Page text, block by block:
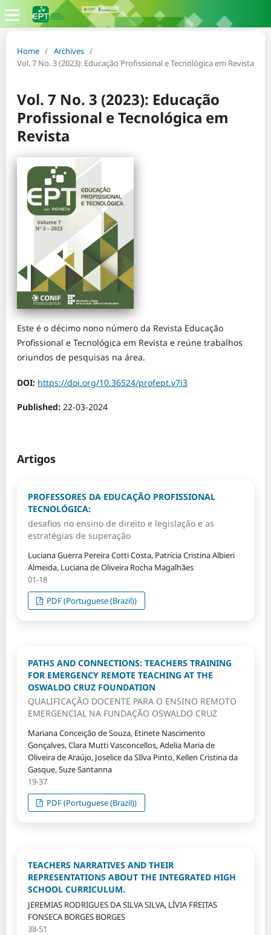
Home / Archives /
Vol. 7 No. 3 (2023): Educação Profissional e Tecnológica em Revista
Vol. 7 No. 3 (2023): Educação
Profissional e Tecnológica em
Revista
Este é o décimo nono número da Revista Educação
Profissional e Tecnológica em Revista e reúne trabalhos
oriundos de pesquisas na área.
DOI: https://doi.org/10.36524/profept.v7i3
Published: 22-03-2024
Artigos
PROFESSORES DA EDUCAÇÃO PROFISSIONAL
TECNOLÓGICA:
desafios no ensino de direito e legislação e as
estratégias de superação
Luciana Guerra Pereira Cotti Costa, Patrícia Cristina Albieri
Almeida, Luciana de Oliveira Rocha Magalhães
01-18
PDF (Portuguese (Brazil))
PATHS AND CONNECTIONS: TEACHERS TRAINING
FOR EMERGENCY REMOTE TEACHING AT THE
OSWALDO CRUZ FOUNDATION
QUALIFICAÇÃO DOCENTE PARA O ENSINO REMOTO
EMERGENCIAL NA FUNDAÇÃO OSWALDO CRUZ
Mariana Conceição de Souza, Etinete Nascimento
Gonçalves, Clara Mutti Vasconcellos, Adelia Maria de
Oliveira de Araújo, Joselice da SIlva Pinto, Kellen Cristina da
Gasque, Suze Santanna
19-37
PDF (Portuguese (Brazil))
TEACHERS NARRATIVES AND THEIR
REPRESENTATIONS ABOUT THE INTEGRATED HIGH
SCHOOL CURRICULUM.
JEREMIAS RODRIGUES DA SILVA SILVA, LÍVIA FREITAS
FONSECA BORGES BORGES
38-51